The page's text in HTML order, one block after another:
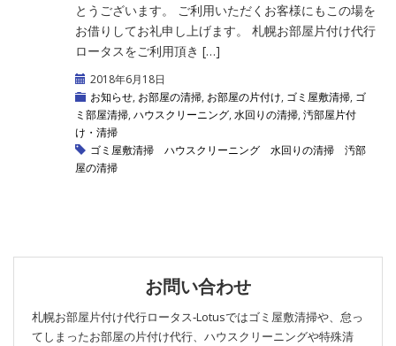
とうございます。 ご利用いただくお客様にもこの場を
お借りしてお礼申し上げます。 札幌お部屋片付け代行
ロータスをご利用頂き […]
2018年6月18日
お知らせ, お部屋の清掃, お部屋の片付け, ゴミ屋敷清掃, ゴ
ミ部屋清掃, ハウスクリーニング, 水回りの清掃, 汚部屋片付
け・清掃
ゴミ屋敷清掃
ハウスクリーニング 水回りの清掃
汚部
屋の清掃
お問い合わせ
札幌お部屋片付け代行ロータス‐Lotusではゴミ屋敷清掃や、怠っ
てしまったお部屋の片付け代行、ハウスクリーニングや特殊清